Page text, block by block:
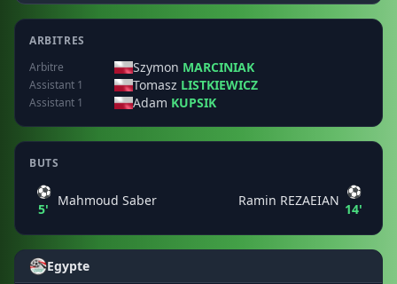
ARBITRES
Arbitre
Szymon MARCINIAK
Assistant 1 Tomasz LISTKIEWICZ
Assistant 1 Adam KUPSIK
BUTS
⚽
5'
Mahmoud Saber Ramin REZAEIAN
⚽
14'
Egypte